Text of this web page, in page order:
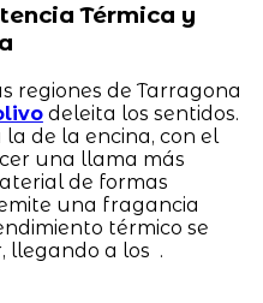
Térmica y
regiones de Tarragona
deleita los sentidos.
de la encina, con el
una llama más
de formas
una fragancia
térmico se
llegando a los .